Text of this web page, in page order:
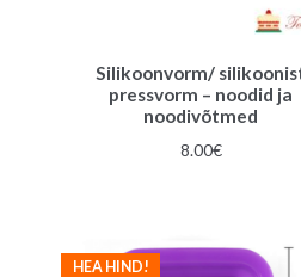
Silikoonvorm/
pressvorm – noodid ja
noodivõtmed
8.00€
HEA HIND!